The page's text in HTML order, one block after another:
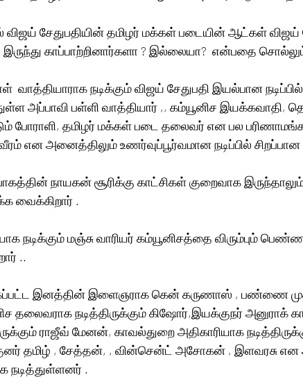
விஜய் சேதுபதியின் தமிழர் மக்கள் படையின் ஆட்கள்
இருந்து காப்பாற்றினார்களா ? இல்லையா?  என்பதை
வாத்தியாராக நடிக்கும் விஜய் சேதுபதி இயல்பான
அப்பாவி பள்ளி வாத்தியார் ,, கம்யூனிச இயக்கவாதி,
போராளி, தமிழர் மக்கள் படை தலைவர் என பல
என அனைத்திலும் உணர்வுப்பூர்வமான நடிப்பில் சிறப்பான
நாயகன் சூரிக்கு காட்சிகள் குறைவாக
வைக்கிறார் .
நடிக்கும் மஞ்சு வாரியர் கம்யூனிசத்தை விரும்பும்
..
இனத்தின் இளைஞராக கென் கருணாஸ் , பண்ணை
தலைவராக நடித்திருக்கும் கிஷோர்,இயக்குநர்
ராஜீவ் மேனன், காவல்துறை அதிகாரியாக
தமிழ் , சேத்தன், , வின்சென்ட் அசோகன் , இளவரசு
நடித்துள்ளனர் .